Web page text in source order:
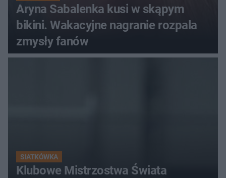
Aryna Sabalenka kusi w skąpym
bikini. Wakacyjne nagranie rozpala
zmysły fanów
SIATKÓWKA
Klubowe Mistrzostwa Świata